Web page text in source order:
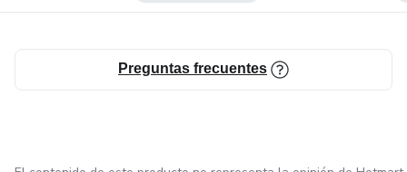
Preguntas frecuentes